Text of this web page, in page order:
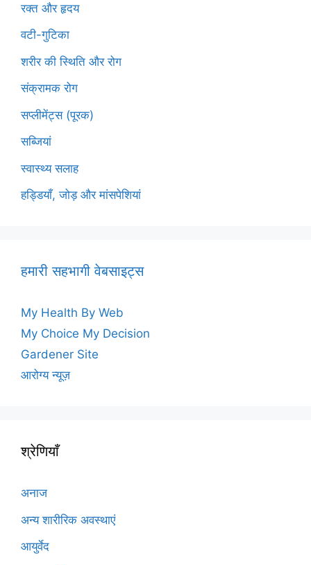
रक्त और हृदय
वटी-गुटिका
शरीर की स्थिति और रोग
संक्रामक रोग
सप्लीमेंट्स (पूरक)
सब्जियां
स्वास्थ्य सलाह
हड्डियाँ, जोड़ और मांसपेशियां
हमारी सहभागी वेबसाइट्स
My Health By Web
My Choice My Decision
Gardener Site
आरोग्य न्यूज़
श्रेणियाँ
अनाज
अन्य शारीरिक अवस्थाएं
आयुर्वेद